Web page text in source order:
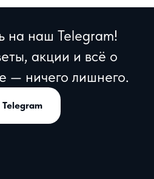
на наш Telegram!
акции и всё о
— ничего лишнего.
Telegram